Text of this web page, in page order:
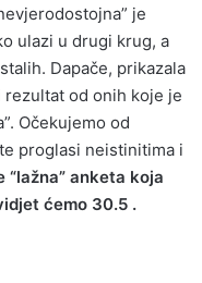
je
ulazi u drugi krug, a
Dapače, prikazala
od onih koje je
Očekujemo od
proglasi neistinitima i
“lažna” anketa koja
ćemo 30.5 .